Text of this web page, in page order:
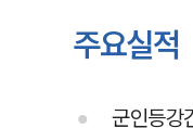
주요실적
군인등강